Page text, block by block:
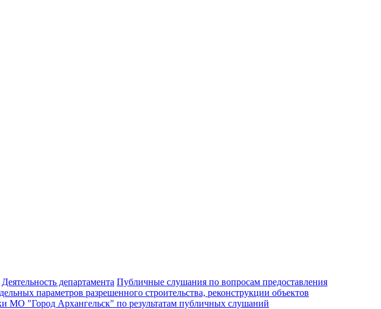
Деятельность департамента Публичные слушания по вопросам предоставления
параметров разрешенного строительства, реконструкции объектов
МО "Город Архангельск" по результатам публичных слушаний